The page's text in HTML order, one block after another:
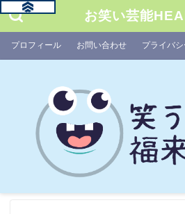
お笑い芸能
プロフィール お問い合わせ プライバ